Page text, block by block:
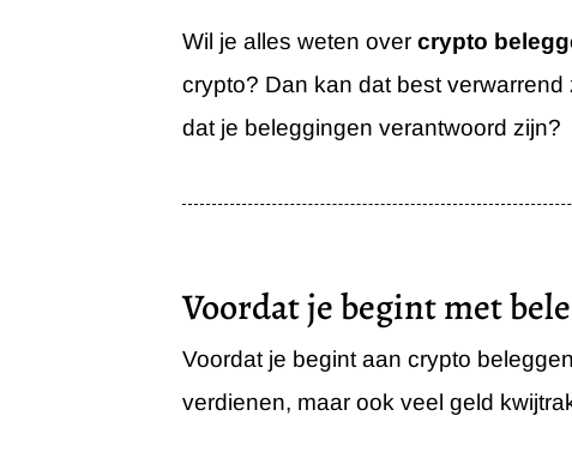
Wil je alles weten over crypto
crypto? Dan kan dat best
dat je beleggingen verantwoord zijn?
Voordat je begint met
Voordat je begint aan crypto
verdienen, maar ook veel geld